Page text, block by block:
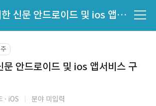
우리를 위한 신문 안드로이드 및 ios 앱서비스 구축
문 안드로이드 및 ios 앱서비스 구
iOS 분야 미입력